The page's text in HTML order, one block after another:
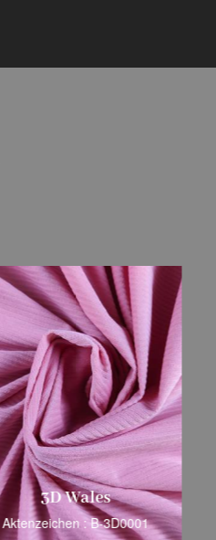
3D Wales
Aktenzeichen : B-3D0001